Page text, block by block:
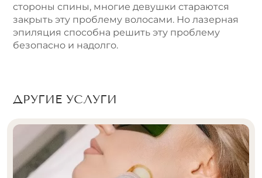
стороны спины, многие девушки стараются
закрыть эту проблему волосами. Но лазерная
эпиляция способна решить эту проблему
безопасно и надолго.
ДРУГИЕ УСЛУГИ